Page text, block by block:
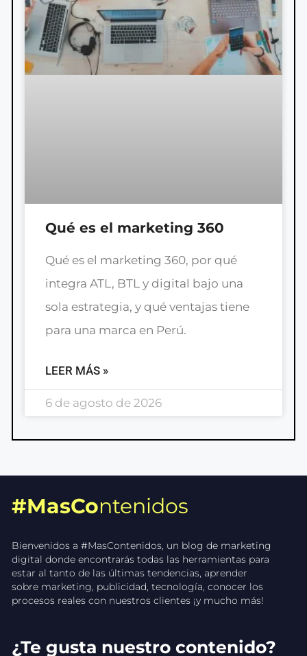
Qué es el marketing 360
Qué es el marketing 360, por qué
integra ATL, BTL y digital bajo una
sola estrategia, y qué ventajas tiene
para una marca en Perú.
LEER MÁS »
6 de agosto de 2026
#MasContenidos
Bienvenidos a #MasContenidos, un blog de marketing
digital donde encontrarás todas las herramientas para
estar al tanto de las últimas tendencias, aprender
sobre marketing, publicidad, tecnología, conocer los
procesos reales con nuestros clientes ¡y mucho más!
¿Te gusta nuestro contenido?